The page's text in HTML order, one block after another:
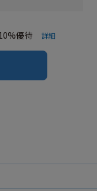
優待 詳細